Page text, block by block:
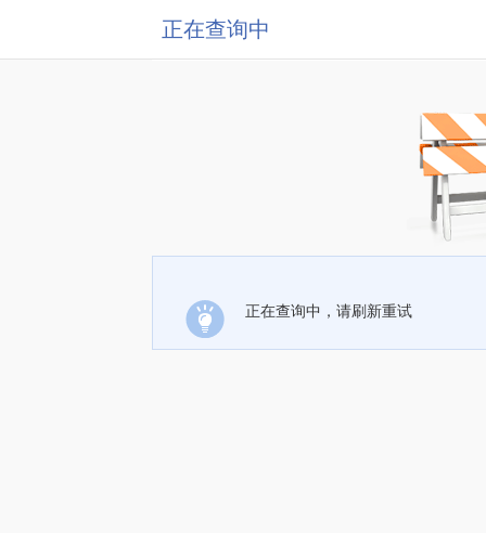
正在查询中
正在查询中，请刷新重试